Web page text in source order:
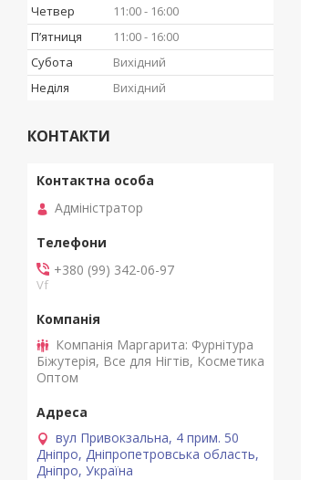
Четвер
11:00
16:00
Пʼятниця
11:00
16:00
Субота
Вихідний
Неділя
Вихідний
КОНТАКТИ
Адміністратор
+380 (99) 342-06-97
Vf
Компанія Маргарита: Фурнітура
Біжутерія, Все для Нігтів, Косметика
Оптом
вул Привокзальна, 4 прим. 50
Дніпро, Дніпропетровська область,
Дніпро, Україна